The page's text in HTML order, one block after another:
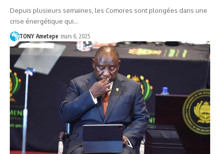
Depuis plusieurs semaines, les Comores sont plongées dans une
crise énergétique qui…
TONY Ametepe mars 6, 2025